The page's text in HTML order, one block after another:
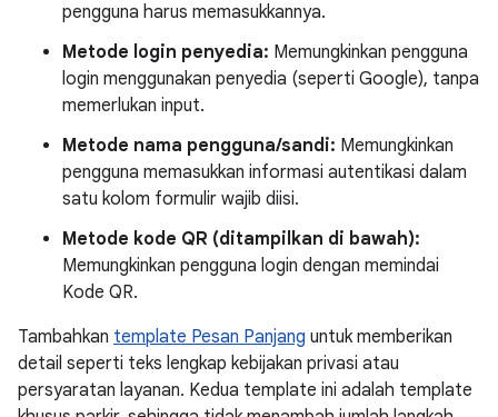
pengguna harus memasukkannya.
Metode login penyedia: Memungkinkan pengguna
login menggunakan penyedia (seperti Google), tanpa
memerlukan input.
Metode nama pengguna/sandi: Memungkinkan
pengguna memasukkan informasi autentikasi dalam
satu kolom formulir wajib diisi.
Metode kode QR (ditampilkan di bawah):
Memungkinkan pengguna login dengan memindai
Kode QR.
Tambahkan template Pesan Panjang untuk memberikan
detail seperti teks lengkap kebijakan privasi atau
persyaratan layanan. Kedua template ini adalah template